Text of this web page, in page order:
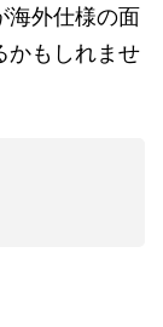
海外仕様の面
かもしれませ